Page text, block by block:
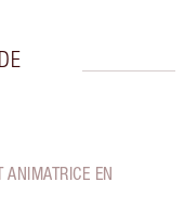
ANIMATRICE EN